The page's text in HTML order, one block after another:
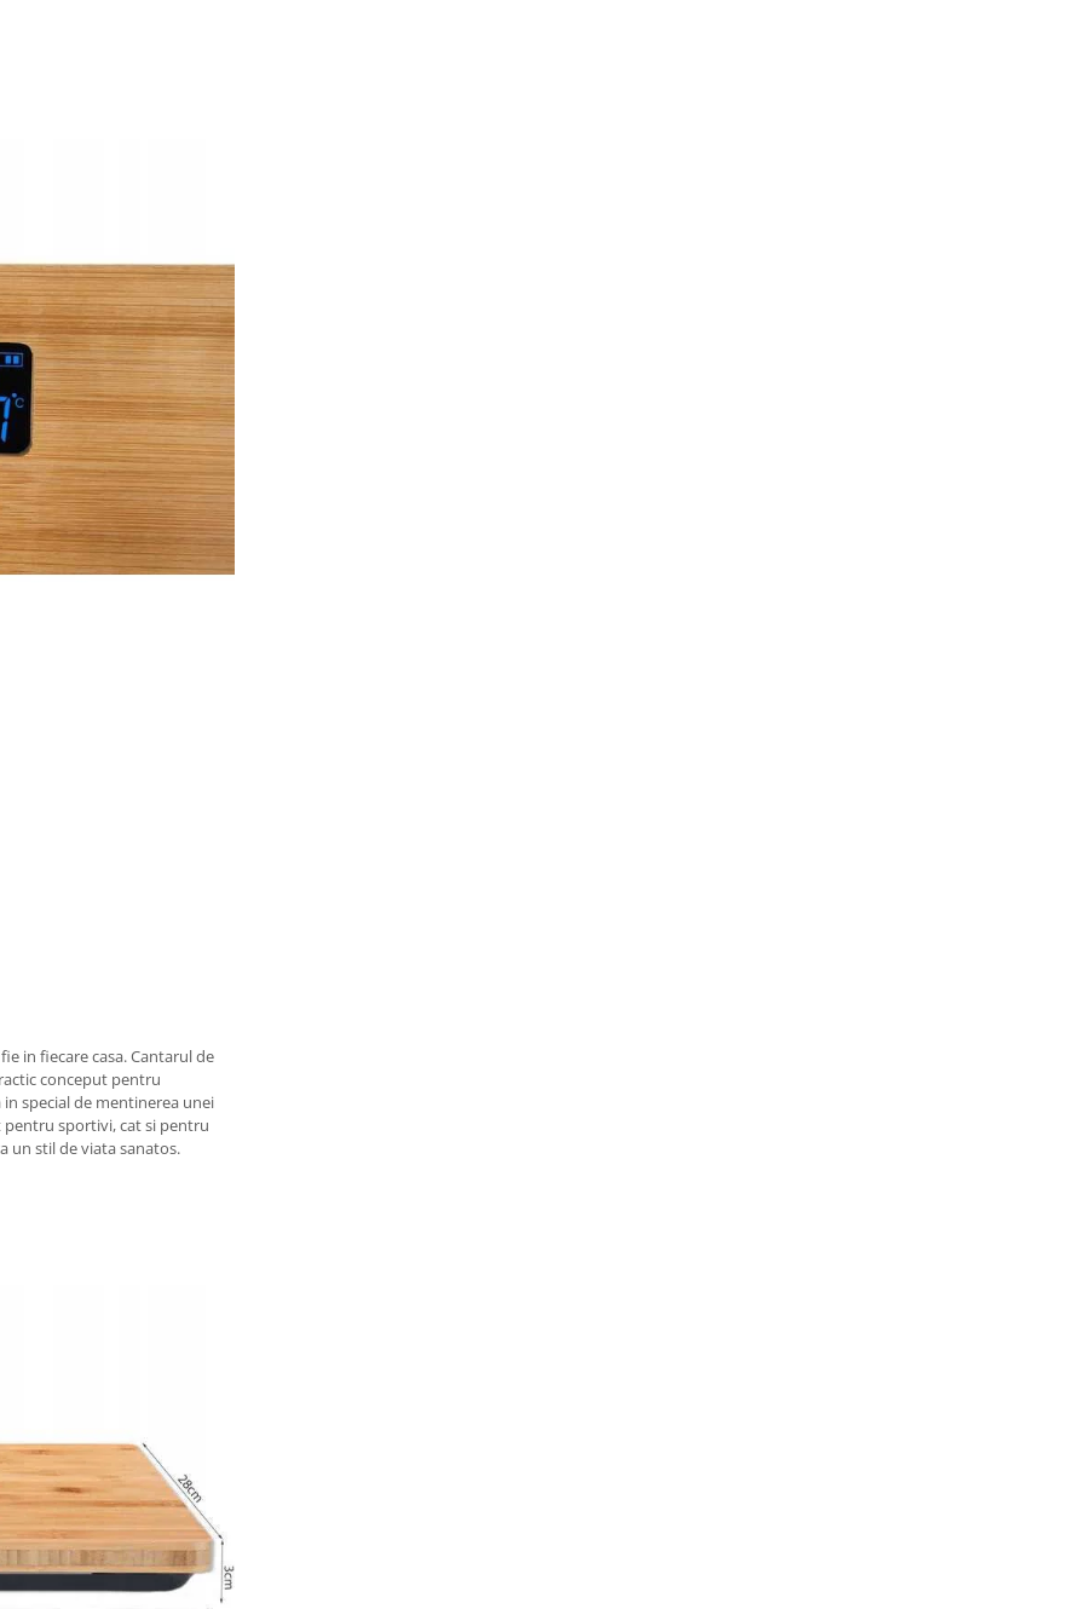
in fiecare casa. Cantarul de
conceput pentru
in special de mentinerea unei
pentru sportivi, cat si pentru
un stil de viata sanatos.